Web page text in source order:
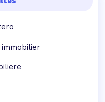
immobilier